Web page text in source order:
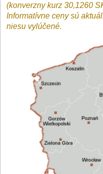
(konverzny kurz 30,1260
Informatívne ceny sú
niesu vylúčené.